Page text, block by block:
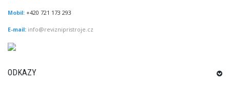
Mobil: +420 721 173 293
E-mail: info@reviznipristroje.cz
ODKAZY